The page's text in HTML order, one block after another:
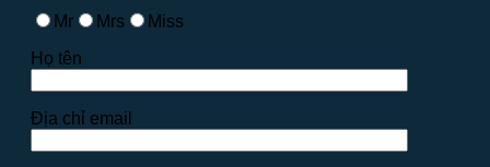
Mr Mrs
Miss
Họ tên
Địa chỉ email